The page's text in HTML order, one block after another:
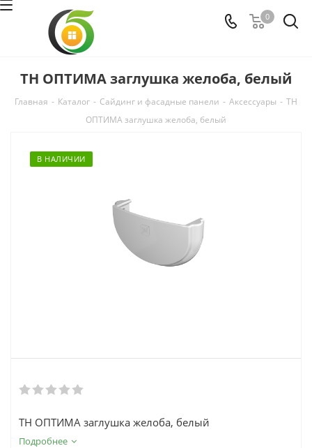
0
ТН ОПТИМА заглушка желоба, белый
Главная - Каталог - Сайдинг и фасадные панели - Аксессуары - ТН
ОПТИМА заглушка желоба, белый
В НАЛИЧИИ
ТН ОПТИМА заглушка желоба, белый
Подробнее